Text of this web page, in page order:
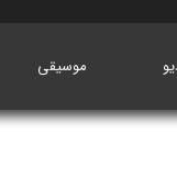
موسیقی